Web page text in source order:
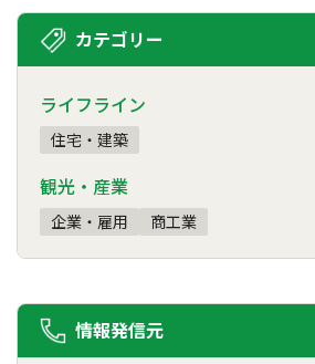
カテゴリー
ライフライン
住宅・建築
観光・産業
企業・雇用 商工業
情報発信元